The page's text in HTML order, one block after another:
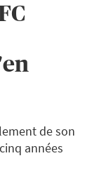
de son
années